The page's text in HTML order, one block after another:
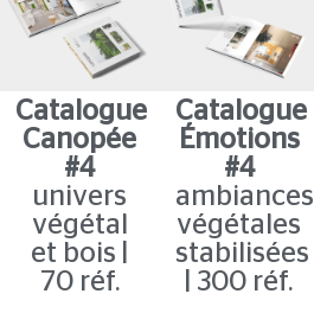
Catalogue
Canopée
#4
univers
végétal
et bois |
70 réf.
Catalogue
Émotions
#4
ambiances
végétales
stabilisées
| 300 réf.